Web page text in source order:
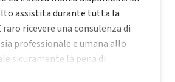
assistita durante tutta la
ricevere una consulenza di
professionale e umana allo
sicuramente la pena di
mille, signora Jungo